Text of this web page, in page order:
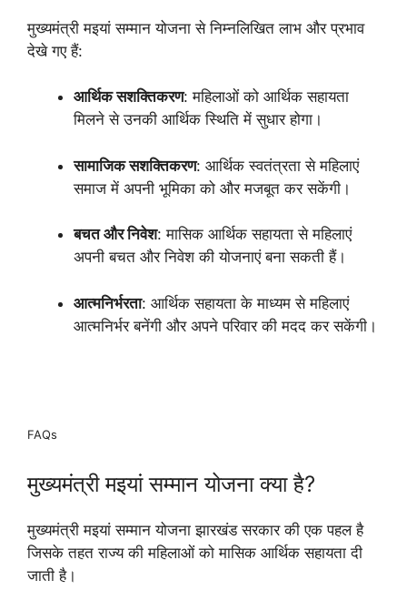
मुख्यमंत्री मइयां सम्मान योजना से निम्नलिखित लाभ और प्रभाव
देखे गए हैं:
आर्थिक सशक्तिकरण: महिलाओं को आर्थिक सहायता
मिलने से उनकी आर्थिक स्थिति में सुधार होगा।
सामाजिक सशक्तिकरण: आर्थिक स्वतंत्रता से महिलाएं
समाज में अपनी भूमिका को और मजबूत कर सकेंगी।
बचत और निवेश: मासिक आर्थिक सहायता से महिलाएं
अपनी बचत और निवेश की योजनाएं बना सकती हैं।
आत्मनिर्भरता: आर्थिक सहायता के माध्यम से महिलाएं
आत्मनिर्भर बनेंगी और अपने परिवार की मदद कर सकेंगी।
FAQs
मुख्यमंत्री मइयां सम्मान योजना क्या है?
मुख्यमंत्री मइयां सम्मान योजना झारखंड सरकार की एक पहल है
जिसके तहत राज्य की महिलाओं को मासिक आर्थिक सहायता दी
जाती है।